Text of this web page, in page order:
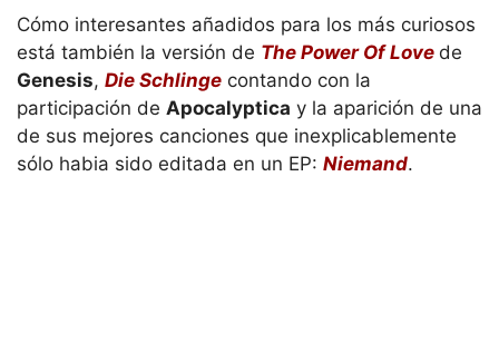
Cómo interesantes añadidos para los más curiosos
está también la versión de The Power Of Love de
Genesis, Die Schlinge contando con la
participación de Apocalyptica y la aparición de una
de sus mejores canciones que inexplicablemente
sólo habia sido editada en un EP: Niemand.